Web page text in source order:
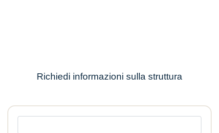
Richiedi informazioni sulla struttura